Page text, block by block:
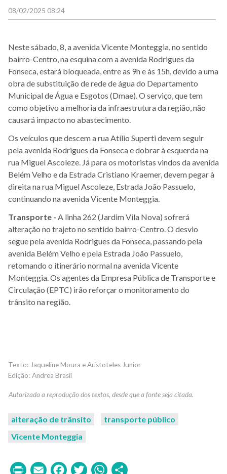
08/02/2025 08:24
Neste sábado, 8, a avenida Vicente Monteggia, no sentido
bairro-Centro, na esquina com a avenida Rodrigues da
Fonseca, estará bloqueada, entre as 9h e às 15h, devido a uma
obra de substituição de rede de água do Departamento
Municipal de Água e Esgotos (Dmae). O serviço, que tem
como objetivo a melhoria da infraestrutura da região, não
causará impacto no abastecimento.
Os veículos que descem a rua Atílio Superti devem seguir
pela avenida Rodrigues da Fonseca e dobrar à esquerda na
rua Miguel Ascoleze. Já para os motoristas vindos da avenida
Belém Velho e da Estrada Cristiano Kraemer, devem pegar à
direita na rua Miguel Ascoleze, Estrada João Passuelo,
continuando na avenida Vicente Monteggia.
Transporte - A linha 262 (Jardim Vila Nova) sofrerá
alteração no trajeto no sentido bairro-Centro. O desvio
segue pela avenida Rodrigues da Fonseca, passando pela
avenida Belém Velho e pela Estrada João Passuelo,
retomando o itinerário normal na avenida Vicente
Monteggia. Os agentes da Empresa Pública de Transporte e
Circulação (EPTC) irão reforçar o monitoramento do
trânsito na região.
Jaqueline Moura e Aristoteles Junior
Andrea Brasil
alteração de trânsito
transporte público
Vicente Monteggia
PrintEmailFacebook
TwitterWhatsApp